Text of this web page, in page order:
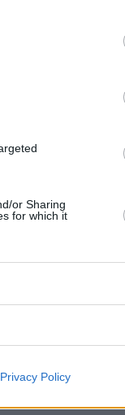
or Sharing
for which it
Privacy Policy
του 2025
στενό
για τα
όρεξη
εντοπίζουν